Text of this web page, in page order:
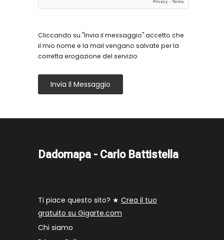
Cliccando su "Invia il messaggio" accetto che
il mio nome e la mail vengano salvate per la
corretta erogazione del servizio
Invia Il Messaggio
Dadomapa - Carlo Battistella
Ti piace questo sito? ★ Crea il tuo
gratuito su Gigarte.com
Chi siamo